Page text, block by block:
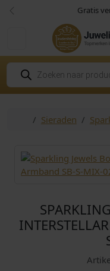
Skip to content
Skip to footer Gratis
Vorige
P
o
d
HomeSieraden